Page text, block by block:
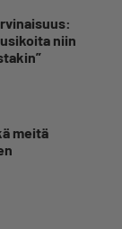
niin
meitä